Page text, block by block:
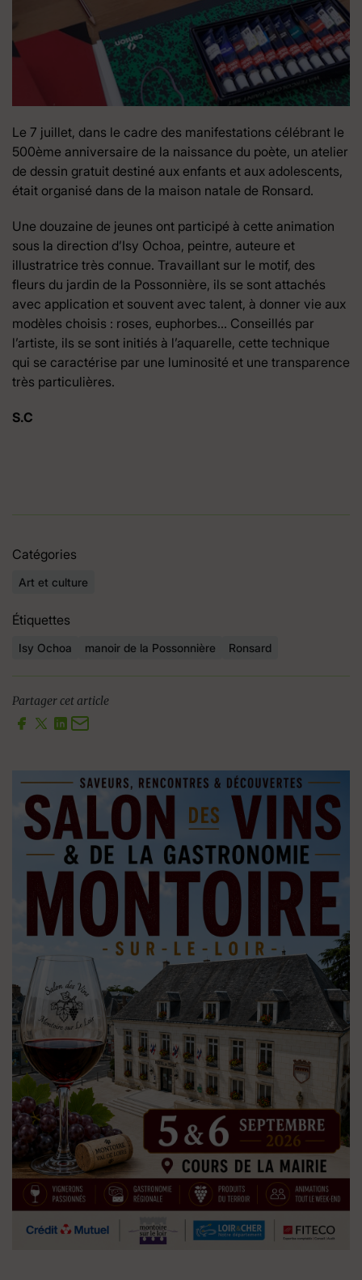
Le 7 juillet, dans le cadre des manifestations célébrant le
500ème anniversaire de la naissance du poète, un atelier
de dessin gratuit destiné aux enfants et aux adolescents,
était organisé dans de la maison natale de Ronsard.
Une douzaine de jeunes ont participé à cette animation
sous la direction d’Isy Ochoa, peintre, auteure et
illustratrice très connue. Travaillant sur le motif, des
fleurs du jardin de la Possonnière, ils se sont attachés
avec application et souvent avec talent, à donner vie aux
modèles choisis : roses, euphorbes… Conseillés par
l’artiste, ils se sont initiés à l’aquarelle, cette technique
qui se caractérise par une luminosité et une transparence
très particulières.
S.C
Catégories
Art et culture
Étiquettes
Isy Ochoa manoir de la Possonnière Ronsard
Partager cet article